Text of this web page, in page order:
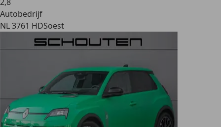
2,8
Autobedrijf
NL 3761 HDSoest